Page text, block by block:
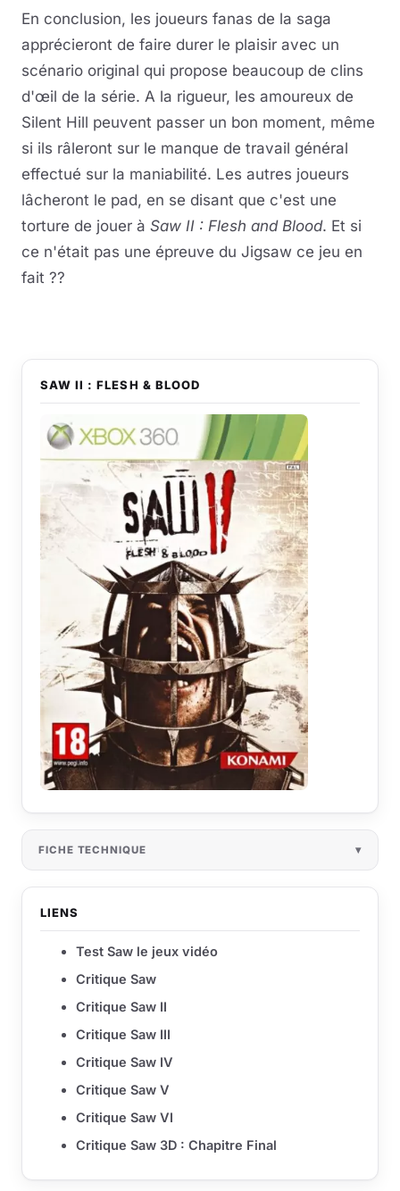
En conclusion, les joueurs fanas de la saga
apprécieront de faire durer le plaisir avec un
scénario original qui propose beaucoup de clins
d'œil de la série. A la rigueur, les amoureux de
Silent Hill peuvent passer un bon moment, même
si ils râleront sur le manque de travail général
effectué sur la maniabilité. Les autres joueurs
lâcheront le pad, en se disant que c'est une
torture de jouer à Saw II : Flesh and Blood. Et si
ce n'était pas une épreuve du Jigsaw ce jeu en
fait ??
SAW II : FLESH & BLOOD
FICHE TECHNIQUE
LIENS
Test Saw le jeux vidéo
Critique Saw
Critique Saw II
Critique Saw III
Critique Saw IV
Critique Saw V
Critique Saw VI
Critique Saw 3D : Chapitre Final